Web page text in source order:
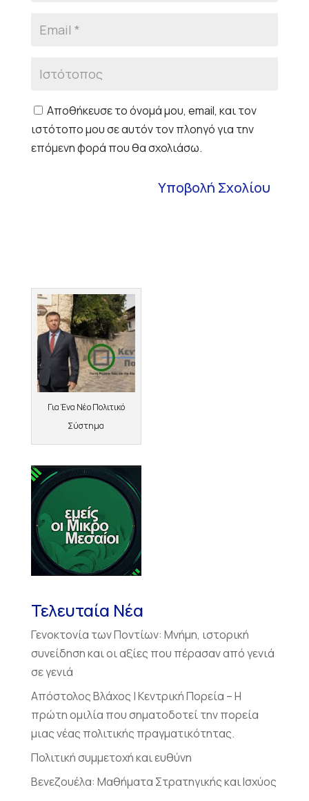
Αποθήκευσε το όνομά μου, email, και τον
ιστότοπο μου σε αυτόν τον πλοηγό για την
επόμενη φορά που θα σχολιάσω.
Για Ένα Νέο Πολιτικό
Σύστημα
Τελευταία Νέα
Γενοκτονία των Ποντίων: Μνήμη, ιστορική
συνείδηση και οι αξίες που πέρασαν από γενιά
σε γενιά
Απόστολος Βλάχος | Κεντρική Πορεία – Η
πρώτη ομιλία που σηματοδοτεί την πορεία
μιας νέας πολιτικής πραγματικότητας.
Πολιτική συμμετοχή και ευθύνη
Βενεζουέλα: Μαθήματα Στρατηγικής και Ισχύος